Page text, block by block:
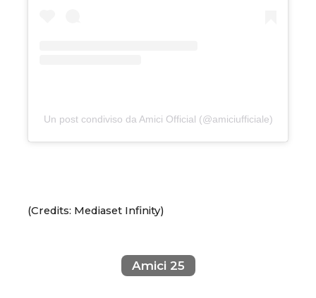
Un post condiviso da Amici Official (@amiciufficiale)
(Credits: Mediaset Infinity)
Amici 25